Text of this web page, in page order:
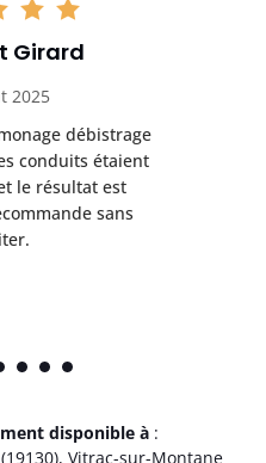
Girard
2025
débistrage
conduits étaient
le résultat est
sans
disponible à :
, Vitrac-sur-Montane